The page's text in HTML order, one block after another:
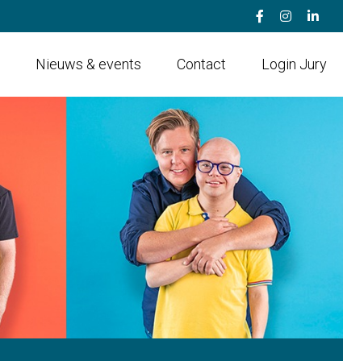
Nieuws & events Contact Login Jury